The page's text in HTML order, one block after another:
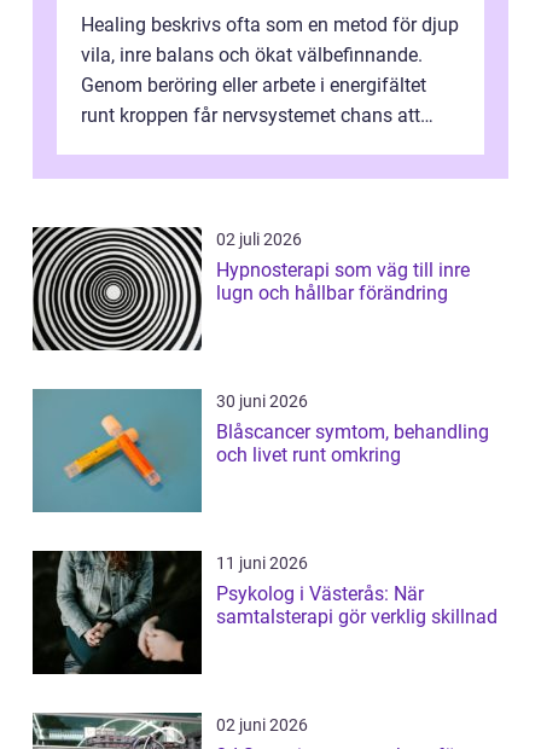
Healing beskrivs ofta som en metod för djup
vila, inre balans och ökat välbefinnande.
Genom beröring eller arbete i energifältet
runt kroppen får nervsystemet chans att
02 juli 2026
Hypnosterapi som väg till inre
lugn och hållbar förändring
30 juni 2026
Blåscancer symtom, behandling
och livet runt omkring
11 juni 2026
Psykolog i Västerås: När
samtalsterapi gör verklig skillnad
02 juni 2026